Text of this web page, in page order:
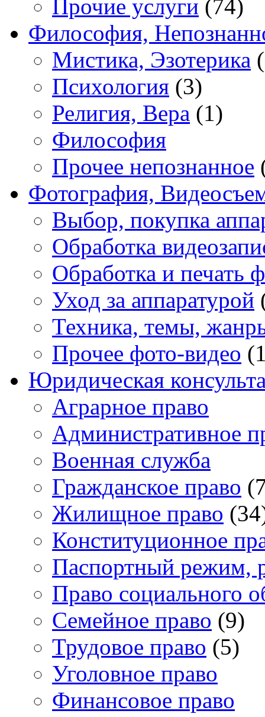
Прочие услуги (74)
Философия,
Мистика, Эзотерика
Психология (3)
Религия, Вера (1)
Философия
Прочее непознанное
Фотография,
Выбор, покупка
Обработка
Обработка и печать
Уход за аппаратурой
Техника, темы,
Прочее фото-видео
Юридическая
Аграрное право
Административное
Военная служба
Гражданское право
Жилищное право
Конституционное
Паспортный режим,
Право социального
Семейное право (9)
Трудовое право (5)
Уголовное право
Финансовое право